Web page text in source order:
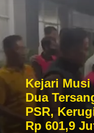
Kejari Musi
Dua
PSR,
Rp 601,9